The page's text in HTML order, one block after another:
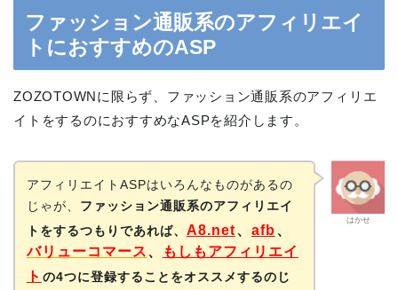
ファッション通販系のアフィリエイ
トにおすすめのASP
ZOZOTOWNに限らず、ファッション通販系のアフィリエ
イトをするのにおすすめなASPを紹介します。
はかせ
アフィリエイトASPはいろんなものがあるの
じゃが、 ファッション通販系のアフィリエイ
トをするつもりであれば、 A8.net、 afb、
バリューコマース、
もしもアフィリエイ
ト の4つに登録することをオススメするのじ